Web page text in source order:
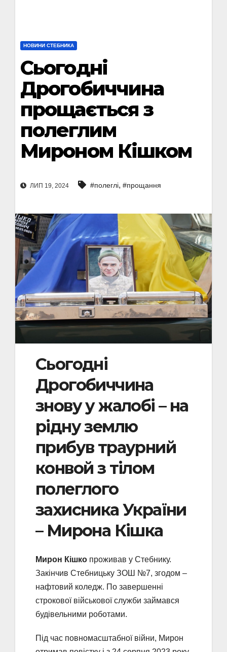
НОВИНИ СТЕБНИКА
Сьогодні
Дрогобиччина
прощається з
полеглим
Мироном Кішком
ЛИП 19, 2024 #полеглі, #прощання
Сьогодні
Дрогобиччина
знову у жалобі – на
рідну землю
прибув траурний
конвой з тілом
полеглого
захисника України
– Мирона Кішка
Мирон Кішко проживав у Стебнику.
Закінчив Стебницьку ЗОШ №7, згодом –
нафтовий коледж. По завершенні
строкової військової служби займався
будівельними роботами.
Під час повномасштабної війни, Мирон